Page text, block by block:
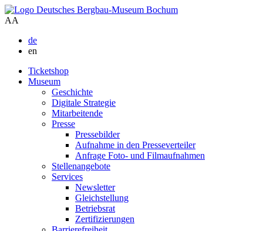
AA
de
en
Ticketshop
Museum
Geschichte
Digitale Strategie
Mitarbeitende
Presse
Pressebilder
Aufnahme in den Presseverteiler
Anfrage Foto- und Filmaufnahmen
Stellenangebote
Services
Newsletter
Gleichstellung
Betriebsrat
Zertifizierungen